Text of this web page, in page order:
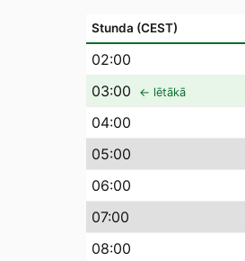
Stunda (CEST)
02:00
03:00 ← lētākā
04:00
05:00
06:00
07:00
08:00